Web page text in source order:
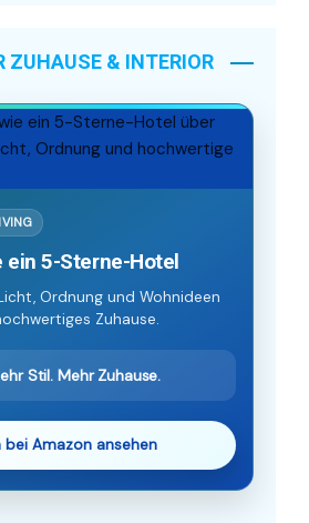
ZUHAUSE & INTERIOR
ein 5-Sterne-Hotel
Ordnung und Wohnideen
Zuhause.
Stil. Mehr Zuhause.
bei Amazon ansehen